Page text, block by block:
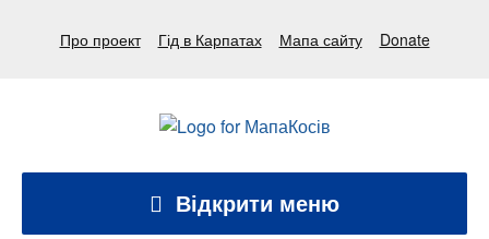
Про проект Гід в Карпатах Мапа сайту Donate
Відкрити меню